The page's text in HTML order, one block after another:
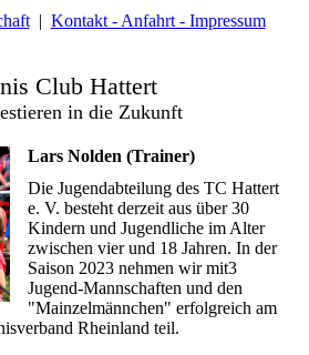
Kontakt - Anfahrt - Impressum
Club Hattert
in die Zukunft
Lars Nolden (Trainer)
Die Jugendabteilung des TC Hattert
e. V. besteht derzeit aus über 30
Kindern und Jugendliche im Alter
zwischen vier und 18 Jahren. In der
Saison 2023 nehmen wir mit3
Jugend-Mannschaften und den
"Mainzelmännchen" erfolgreich am
Rheinland teil.